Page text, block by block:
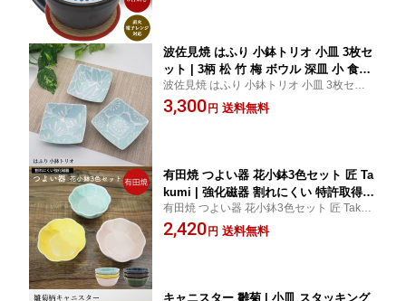
波佐見焼 はふり 小鉢トリオ 小皿 3枚セ
ット | 3柄 松 竹 梅 ボウル 深皿 小 食器
和食器 器 普段使い ハレの日 結婚 出産
内祝い 引き出物 誕生日プレゼント セッ
波佐見焼 はふり 小鉢トリオ 小皿 3枚セット
3柄 松 竹 梅 ボウル 深皿 小 醤油皿 食器 和
食器 器 普段使い ハレの日 結婚 出産 内祝い
3,300 円 送料無料
有田焼 つよい器 花小鉢3色セット 匠 Ta
kumi | 強化磁器 割れにくい 特許取得
食洗機対応 電子レンジ対応 スタイリッ
シュ ギフト プレゼント 子ども 割れに
有田焼 つよい器 花小鉢3色セット 匠 Takum
i 強化磁器 割れにくい 特許取得 食洗機対応
電子レンジ対応 スタイリッシュ ギフト プ
2,420 円 送料無料
キャニスター 雛菊 | 小皿 スタッキング